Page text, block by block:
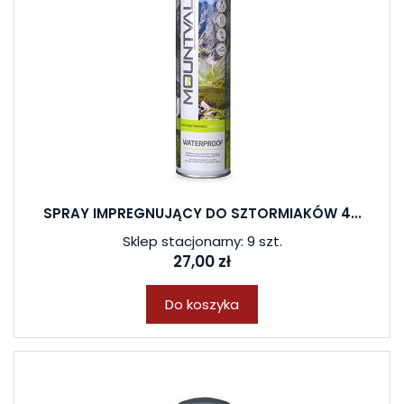
SPRAY IMPREGNUJĄCY DO SZTORMIAKÓW 4...
Sklep stacjonarny: 9 szt.
27,00 zł
Do koszyka